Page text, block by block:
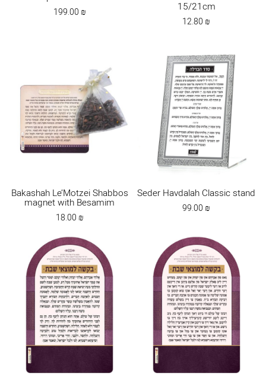
199.00₪ 15/21cm
12.80₪
Bakashah Le’Motzei Shabbos
magnet with Besamim
18.00₪
Seder Havdalah Classic stand
99.00₪